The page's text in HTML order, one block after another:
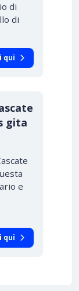
di
di
qui
gita
e
qui